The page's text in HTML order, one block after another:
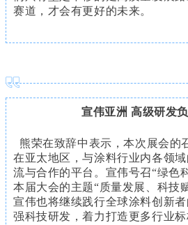
赛道，才会有更好的未来。
宣伟亚洲 高级研发
熊荣在致辞中表示，本次展会的
在亚太地区，与涂料行业内各领
流与合作的平台。宣伟号召“绿色
本届大会的主题“质量发展、科技
宣伟也将继续践行全球涂料创新
强科技研发，着力打造更多行业标